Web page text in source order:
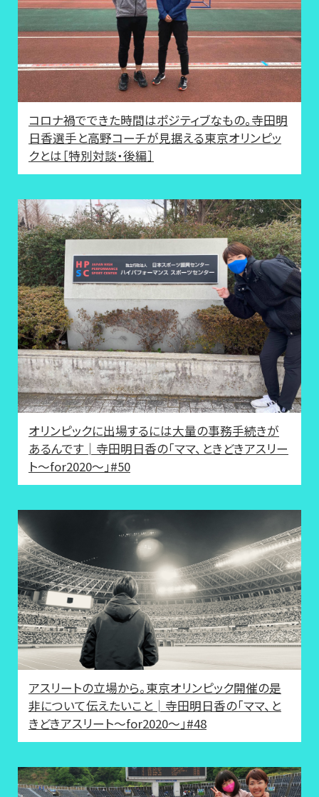
コロナ禍でできた時間はポジティブなもの。寺田明
日香選手と高野コーチが見据える東京オリンピッ
クとは［特別対談・後編］
オリンピックに出場するには大量の事務手続きが
あるんです│寺田明日香の「ママ、ときどきアスリー
ト〜for2020〜」#50
アスリートの立場から。東京オリンピック開催の是
非について伝えたいこと│寺田明日香の「ママ、と
きどきアスリート〜for2020〜」#48